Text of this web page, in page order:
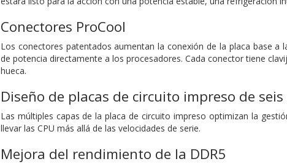
Conectores ProCool
Los conectores patentados aumentan la conexión de la placa base
de potencia directamente a los procesadores. Cada conector tiene
hueca.
Diseño de placas de circuito impreso de seis
Las múltiples capas de la placa de circuito impreso optimizan la
llevar las CPU más allá de las velocidades de serie.
Mejora del rendimiento de la DDR5